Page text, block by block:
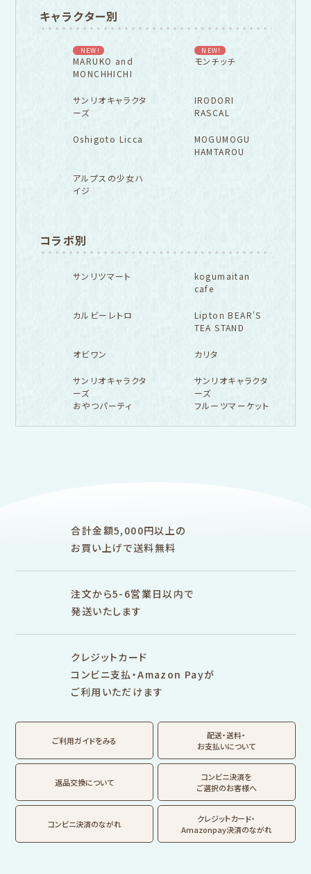
キャラクター別
NEW!
MARUKO and
MONCHHICHI
NEW!
モンチッチ
サンリオキャラクタ
ーズ
IRODORI
RASCAL
Oshigoto Licca
MOGUMOGU
HAMTAROU
アルプスの少女ハ
イジ
コラボ別
サンリツマート
kogumaitan
cafe
カルビーレトロ
Lipton BEAR'S
TEA STAND
オビワン カリタ
サンリオキャラクタ
ーズ
おやつパーティ
サンリオキャラクタ
ーズ
フルーツマーケット
雑貨類
フルカワはんこの商品を見る スタンプパッドの商品を見る
M5 M6
その他
サンリオキャラクタ
ーズ
おやつパーティ
トビマツショウイチ
ロウ
トコロコムギ
アルプスの少女ハイ
ジ
Lipton BEAR'S
カルビーレトロ
サンリオキャラクタ
ーズ
フルーツマーケット
お菓子などうぶつ
工房
おりがみ
シリーズで探す
翠 sui の商品を見る 結々 yuiyui の商品を見る
合計金額5,000円以上の
お買い上げで送料無料
注文から5-6営業日以内で
発送いたします
クレジットカード
コンビニ支払・Amazon Payが
ご利用いただけます
ご利用ガイドをみる
配送・送料・
お支払いについて
返品交換について
コンビニ決済を
ご選択のお客様へ
コンビニ決済のながれ
クレジットカード・
Amazonpay決済のながれ